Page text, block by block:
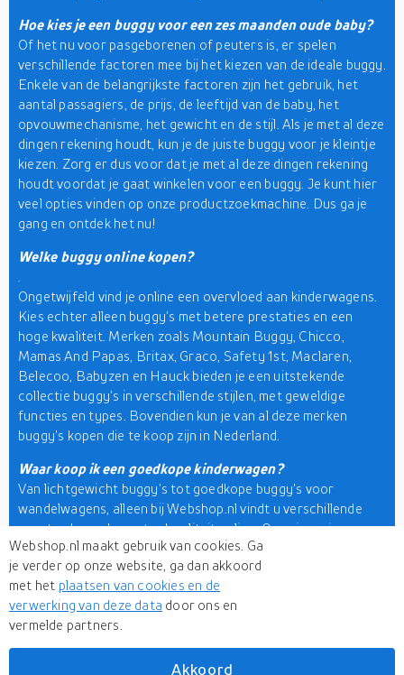
Hoe kies je een buggy voor een zes maanden oude baby?
Of het nu voor pasgeborenen of peuters is, er spelen
verschillende factoren mee bij het kiezen van de ideale buggy.
Enkele van de belangrijkste factoren zijn het gebruik, het
aantal passagiers, de prijs, de leeftijd van de baby, het
opvouwmechanisme, het gewicht en de stijl. Als je met al deze
dingen rekening houdt, kun je de juiste buggy voor je kleintje
kiezen. Zorg er dus voor dat je met al deze dingen rekening
houdt voordat je gaat winkelen voor een buggy. Je kunt hier
veel opties vinden op onze productzoekmachine. Dus ga je
gang en ontdek het nu!
Welke buggy online kopen?
Ongetwijfeld vind je online een overvloed aan kinderwagens.
Kies echter alleen buggy's met betere prestaties en een
hoge kwaliteit. Merken zoals Mountain Buggy, Chicco,
Mamas And Papas, Britax, Graco, Safety 1st, Maclaren,
Belecoo, Babyzen en Hauck bieden je een uitstekende
collectie buggy's in verschillende stijlen, met geweldige
functies en types. Bovendien kun je van al deze merken
buggy's kopen die te koop zijn in Nederland.
Waar koop ik een goedkope kinderwagen?
Van lichtgewicht buggy's tot goedkope buggy's voor
wandelwagens, alleen bij Webshop.nl vindt u verschillende
soorten buggy's van topkwaliteit online. Onze ingenieuze
productzoekmachinebrengt u een uitgebreide selectie
buggy's, kinderwagens en wandelwagens van populaire
merken en winkels. U kunt zelfs een buggy voor een baby van
3 maanden bekijken en kopen uit onze uitgebreide collectie
rollers & buggy's. Hier kun je ook je keuzes filteren op basis
van je voorkeuren, zoals prijs, kleur, merk en meer. Je kunt
ook prijzen vergelijken om betaalbare aanbiedingen te vinden.
Webshop.nl maakt gebruik van cookies. Ga
je verder op onze website, ga dan akkoord
met het plaatsen van cookies en de
verwerking van deze data door ons en
vermelde partners.
Akkoord